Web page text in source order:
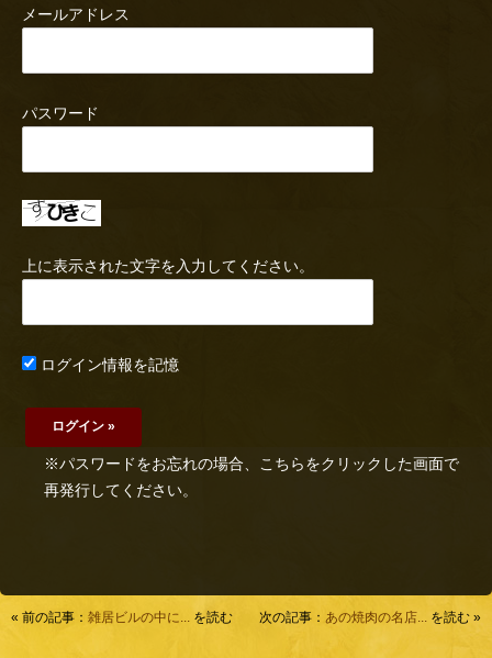
メールアドレス
パスワード
上に表示された文字を入力してください。
ログイン情報を記憶
※パスワードをお忘れの場合、こちらをクリックした画面で
再発行してください。
« 前の記事： 雑居ビルの中に... を読む 次の記事： あの焼肉の名店... を読む »